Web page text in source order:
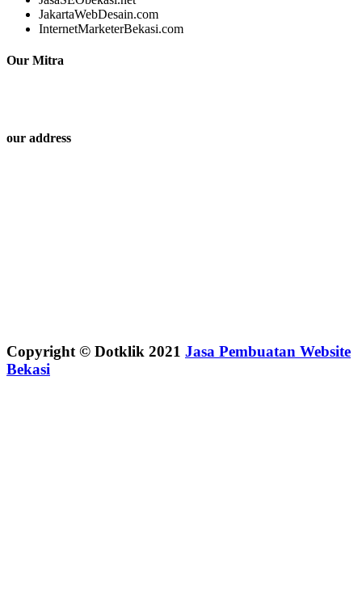
JakartaWebDesain.com
InternetMarketerBekasi.com
Our Mitra
our address
Copyright © Dotklik 2021 Jasa Pembuatan Website
Bekasi